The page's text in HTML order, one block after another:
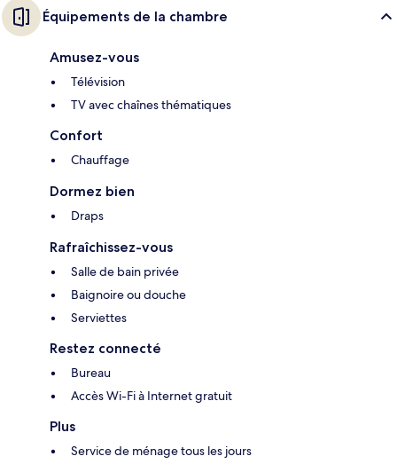
Équipements de la chambre
Amusez-vous
Télévision
TV avec chaînes thématiques
Confort
Chauffage
Dormez bien
Draps
Rafraîchissez-vous
Salle de bain privée
Baignoire ou douche
Serviettes
Restez connecté
Bureau
Accès Wi-Fi à Internet gratuit
Plus
Service de ménage tous les jours